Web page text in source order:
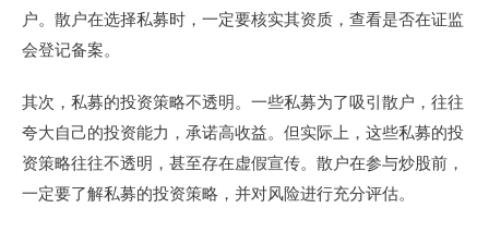
户。散户在选择私募时，一定要核实其资质，查看是否在证监
会登记备案。
其次，私募的投资策略不透明。一些私募为了吸引散户，往往
夸大自己的投资能力，承诺高收益。但实际上，这些私募的投
资策略往往不透明，甚至存在虚假宣传。散户在参与炒股前，
一定要了解私募的投资策略，并对风险进行充分评估。